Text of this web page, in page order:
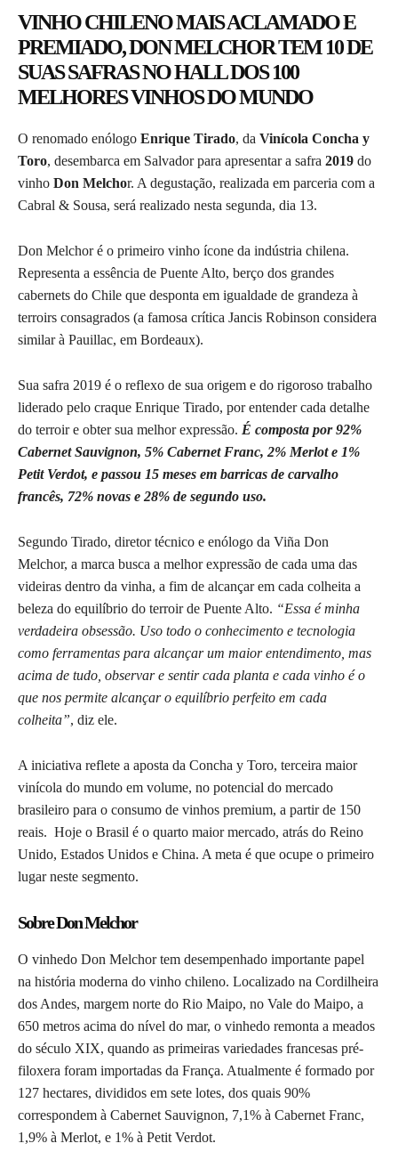
VINHO CHILENO MAIS ACLAMADO E
PREMIADO, DON MELCHOR TEM 10 DE
SUAS SAFRAS NO HALL DOS 100
MELHORES VINHOS DO MUNDO
O renomado enólogo Enrique Tirado, da Vinícola Concha y
Toro, desembarca em Salvador para apresentar a safra 2019 do
vinho Don Melchor. A degustação, realizada em parceria com a
Cabral & Sousa, será realizado nesta segunda, dia 13.
Don Melchor é o primeiro vinho ícone da indústria chilena.
Representa a essência de Puente Alto, berço dos grandes
cabernets do Chile que desponta em igualdade de grandeza à
terroirs consagrados (a famosa crítica Jancis Robinson considera
similar à Pauillac, em Bordeaux).
Sua safra 2019 é o reflexo de sua origem e do rigoroso trabalho
liderado pelo craque Enrique Tirado, por entender cada detalhe
do terroir e obter sua melhor expressão. É composta por 92%
Cabernet Sauvignon, 5% Cabernet Franc, 2% Merlot e 1%
Petit Verdot, e passou 15 meses em barricas de carvalho
francês, 72% novas e 28% de segundo uso.
Segundo Tirado, diretor técnico e enólogo da Viña Don
Melchor, a marca busca a melhor expressão de cada uma das
videiras dentro da vinha, a fim de alcançar em cada colheita a
beleza do equilíbrio do terroir de Puente Alto. “Essa é minha
verdadeira obsessão. Uso todo o conhecimento e tecnologia
como ferramentas para alcançar um maior entendimento, mas
acima de tudo, observar e sentir cada planta e cada vinho é o
que nos permite alcançar o equilíbrio perfeito em cada
colheita”, diz ele.
A iniciativa reflete a aposta da Concha y Toro, terceira maior
vinícola do mundo em volume, no potencial do mercado
brasileiro para o consumo de vinhos premium, a partir de 150
reais. Hoje o Brasil é o quarto maior mercado, atrás do Reino
Unido, Estados Unidos e China. A meta é que ocupe o primeiro
lugar neste segmento.
Sobre Don Melchor
O vinhedo Don Melchor tem desempenhado importante papel
na história moderna do vinho chileno. Localizado na Cordilheira
dos Andes, margem norte do Rio Maipo, no Vale do Maipo, a
650 metros acima do nível do mar, o vinhedo remonta a meados
do século XIX, quando as primeiras variedades francesas pré-
filoxera foram importadas da França. Atualmente é formado por
127 hectares, divididos em sete lotes, dos quais 90%
correspondem à Cabernet Sauvignon, 7,1% à Cabernet Franc,
1,9% à Merlot, e 1% à Petit Verdot.